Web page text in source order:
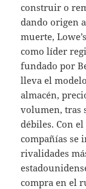
construir o
dando origen
muerte,
como líder
fundado por
lleva el
almacén,
volumen, tras
débiles. Con
compañías se
rivalidades
compra en el